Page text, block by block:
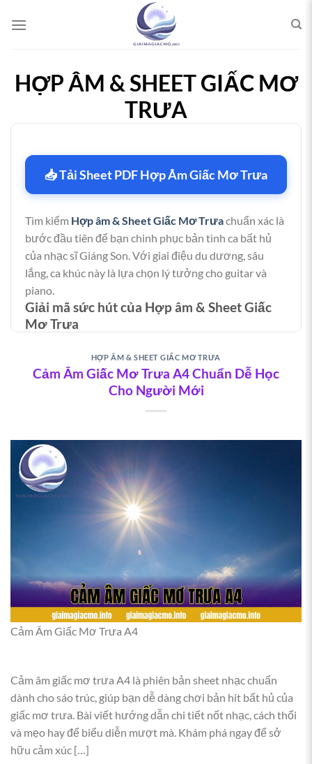
qua
HỢP ÂM & SHEET GIẤC MƠ
TRƯA
📥 Tải Sheet PDF Hợp Âm Giấc Mơ Trưa
Tìm kiếm Hợp âm & Sheet Giấc Mơ Trưachuẩn xác là
bước đầu tiên để bạn chinh phục bản tình ca bất hủ
của nhạc sĩ Giáng Son. Với giai điệu du dương, sâu
lắng, ca khúc này là lựa chọn lý tưởng cho guitar và
piano.
Giải mã sức hút của Hợp âm & Sheet Giấc
Mơ Trưa
âm thanh tuyệt đẹp về làng quê Việt Nam. Sự kết hợp
giữa ca từ giàu cảm xúc và giai điệu mượt mà khiến
bất kỳ ai cũng muốn tự tay thể hiện.
Âm hưởng dân gian đương đại giúp bài hát vừa quen
thuộc vừa mới lạ. Khi chơi guitar hoặc piano, người
chơi cần kiểm soát tốt cường độ để truyền tải trọn
vẹn cảm xúc.
Cấu trúc nhạc lý dễ tiếp cận
Bài hát thường ở tone thứ với vòng hợp âm rõ ràng,
phù hợp cho người mới. Cấu trúc verse – chorus giúp
luyện tập chuyển hợp âm hiệu quả.
Chi tiết hợp âm & sheet Giấc Mơ Trưa
Vòng hợp âm guitar cơ bản
Tone phổ biến: Am hoặc Em. Các hợp âm chính gồm:
Hướng dẫn chơi piano theo sheet
Tay trái chơi bass dạng octave, tay phải đánh giai điệu
kết hợp hợp âm. Dưới đây là bảng hướng dẫn chi tiết:
PHẦN HỢP ÂM
HỢP ÂM & SHEET GIẤC MƠ TRƯA
Cảm Âm Giấc Mơ Trưa A4 Chuẩn Dễ Học
Cho Người Mới
Cảm Âm Giấc Mơ Trưa A4
Cảm âm giấc mơ trưa A4 là phiên bản sheet nhạc chuẩn
dành cho sáo trúc, giúp bạn dễ dàng chơi bản hit bất hủ của
giấc mơ trưa. Bài viết hướng dẫn chi tiết nốt nhạc, cách thổi
và mẹo hay để biểu diễn mượt mà. Khám phá ngay để sở
hữu cảm xúc […]